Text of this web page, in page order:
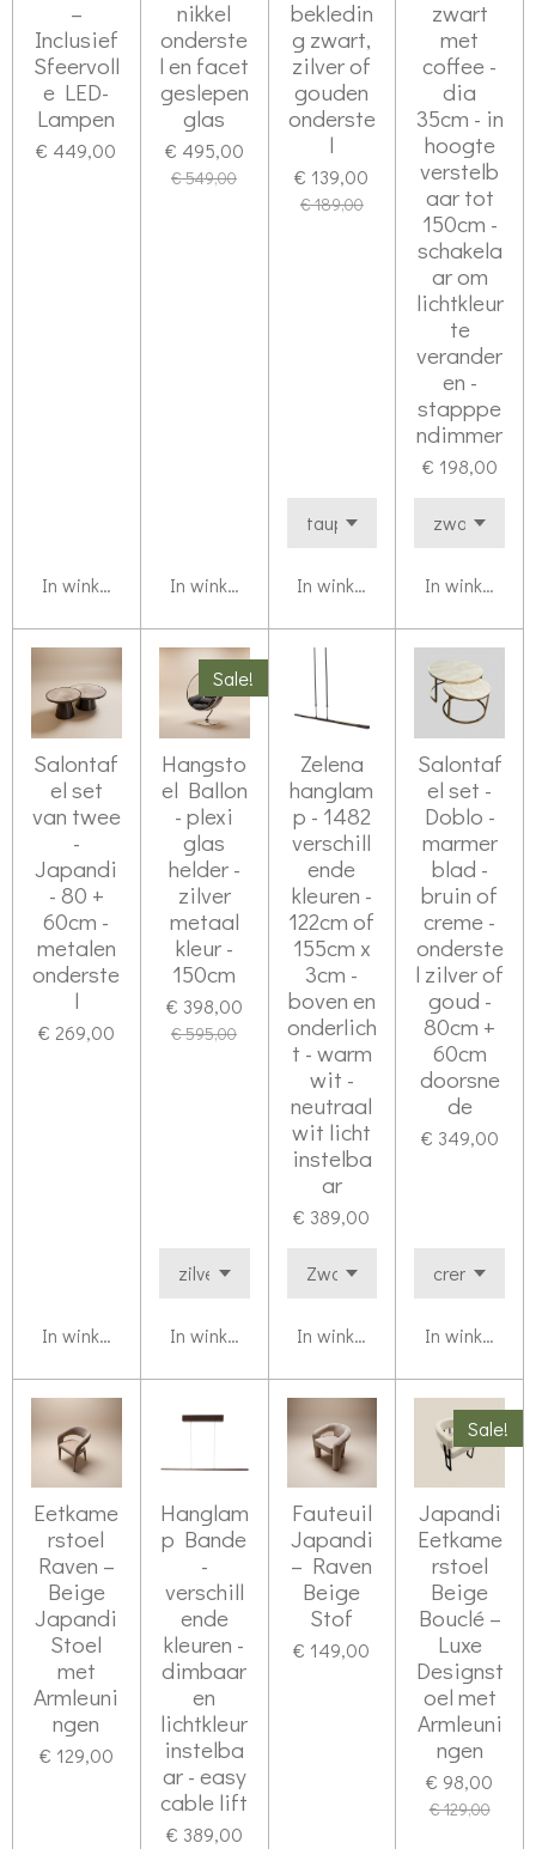
–
Inclusief
Sfeervoll
e LED-
Lampen
€ 449,00
In winkelwagen
nikkel
onderste
l en facet
geslepen
glas
€ 495,00
€ 549,00
In winkelwagen
bekledin
g zwart,
zilver of
gouden
onderste
l
€ 139,00
€ 189,00
In winkelwagen
zwart
met
coffee -
dia
35cm - in
hoogte
verstelb
aar tot
150cm -
schakela
ar om
lichtkleur
te
verander
en -
stapppe
ndimmer
€ 198,00
In
Salontaf
el set
van twee
-
Japandi
- 80 +
60cm -
metalen
onderste
l
€ 269,00
In winkelwagen
Sale!
Hangsto
el Ballon
- plexi
glas
helder -
zilver
metaal
kleur -
150cm
€ 398,00
€ 595,00
In winkelwagen
Zelena
hanglam
p - 1482
verschill
ende
kleuren -
122cm of
155cm x
3cm -
boven en
onderlich
t - warm
wit -
neutraal
wit licht
instelba
ar
€ 389,00
In winkelwagen
Salontaf
el set -
Doblo -
marmer
blad -
bruin of
creme -
onderste
l zilver of
goud -
80cm +
60cm
doorsne
de
€ 349,00
In
Eetkame
rstoel
Raven –
Beige
Japandi
Stoel
met
Armleuni
ngen
€ 129,00
Hanglam
p Bande
-
verschill
ende
kleuren -
dimbaar
en
lichtkleur
instelba
ar - easy
cable lift
€ 389,00
Fauteuil
Japandi
– Raven
Beige
Stof
€ 149,00
Sale!
Japandi
Eetkame
rstoel
Beige
Bouclé –
Luxe
Designst
oel met
Armleuni
ngen
€ 98,00
€ 129,00